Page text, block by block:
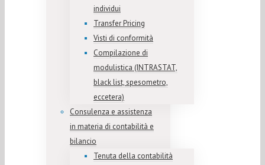
individui
Transfer Pricing
Visti di conformità
Compilazione di
modulistica (INTRASTAT,
black list, spesometro,
eccetera)
Consulenza e assistenza
in materia di contabilità e
bilancio
Tenuta della contabilità